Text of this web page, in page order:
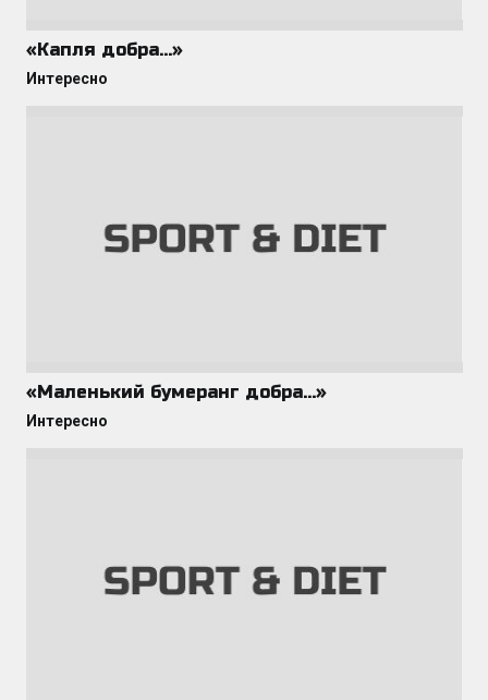
«Капля добра…»
Интересно
«Маленький бумеранг добра…»
Интересно